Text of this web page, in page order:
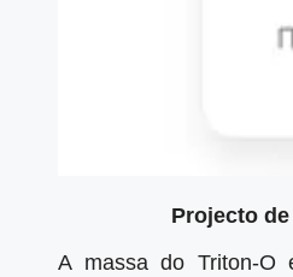
Projecto
A massa do Triton-